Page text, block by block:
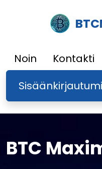
Noin
Kontakti
BTC